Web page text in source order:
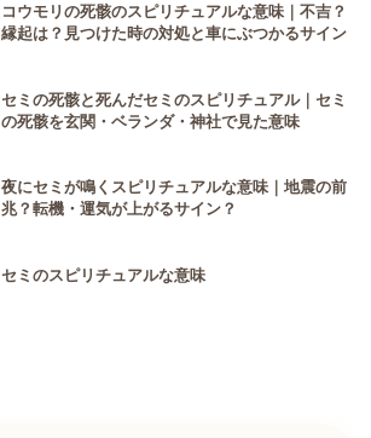
コウモリの死骸のスピリチュアルな意味｜不吉？
縁起は？見つけた時の対処と車にぶつかるサイン
セミの死骸と死んだセミのスピリチュアル｜セミ
の死骸を玄関・ベランダ・神社で見た意味
夜にセミが鳴くスピリチュアルな意味｜地震の前
兆？転機・運気が上がるサイン？
セミのスピリチュアルな意味